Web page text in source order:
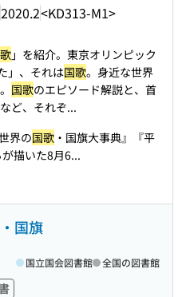
2020.2<KD313-M1>
」を紹介。東京オリンピック
」、それは国歌。身近な世界
国歌のエピソード解説と、首
ど、それぞ...
界の国歌 ・国旗大事典』『平
描いた8月6...
・国旗
国立国会図書館 全国の図書館